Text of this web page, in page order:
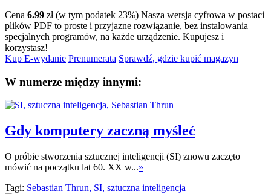
Cena 6.99 zł (w tym podatek 23%) Nasza wersja cyfrowa w postaci
plików PDF to proste i przyjazne rozwiązanie, bez instalowania
specjalnych programów, na każde urządzenie. Kupujesz i
korzystasz!
Kup E-wydanie Prenumerata Sprawdź, gdzie kupić magazyn
W numerze między innymi:
Gdy komputery zaczną myśleć
O próbie stworzenia sztucznej inteligencji (SI) znowu zaczęto
mówić na początku lat 60. XX w...»
Tagi: Sebastian Thrun, SI, sztuczna inteligencja